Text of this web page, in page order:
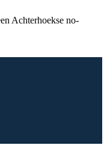
Achterhoekse no-